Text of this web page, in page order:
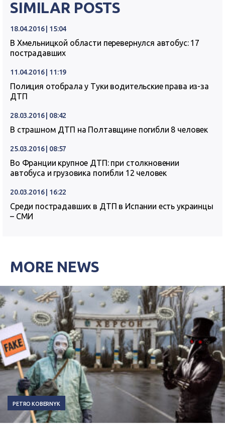
SIMILAR POSTS
18.04.2016 | 15:04
В Хмельницкой области перевернулся автобус: 17
пострадавших
11.04.2016 | 11:19
Полиция отобрала у Туки водительские права из-за
ДТП
28.03.2016 | 08:42
В страшном ДТП на Полтавщине погибли 8 человек
25.03.2016 | 08:57
Во Франции крупное ДТП: при столкновении
автобуса и грузовика погибли 12 человек
20.03.2016 | 16:22
Среди пострадавших в ДТП в Испании есть украинцы
– СМИ
MORE NEWS
PETRO KOBERNYK